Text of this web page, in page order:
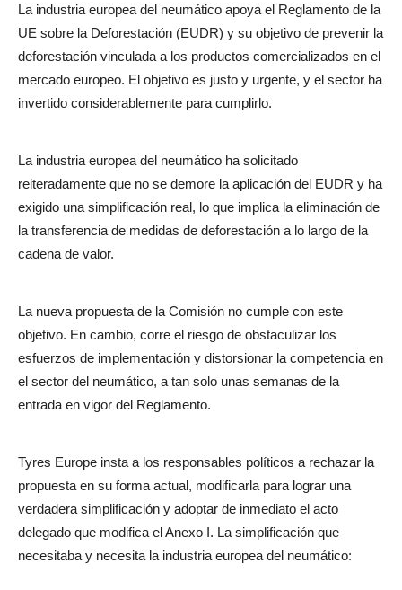
La industria europea del neumático apoya el Reglamento de la
UE sobre la Deforestación (EUDR) y su objetivo de prevenir la
deforestación vinculada a los productos comercializados en el
mercado europeo. El objetivo es justo y urgente, y el sector ha
invertido considerablemente para cumplirlo.
La industria europea del neumático ha solicitado
reiteradamente que no se demore la aplicación del EUDR y ha
exigido una simplificación real, lo que implica la eliminación de
la transferencia de medidas de deforestación a lo largo de la
cadena de valor.
La nueva propuesta de la Comisión no cumple con este
objetivo. En cambio, corre el riesgo de obstaculizar los
esfuerzos de implementación y distorsionar la competencia en
el sector del neumático, a tan solo unas semanas de la
entrada en vigor del Reglamento.
Tyres Europe insta a los responsables políticos a rechazar la
propuesta en su forma actual, modificarla para lograr una
verdadera simplificación y adoptar de inmediato el acto
delegado que modifica el Anexo I. La simplificación que
necesitaba y necesita la industria europea del neumático: